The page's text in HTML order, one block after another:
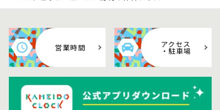
営業時間 アクセス
・駐車場